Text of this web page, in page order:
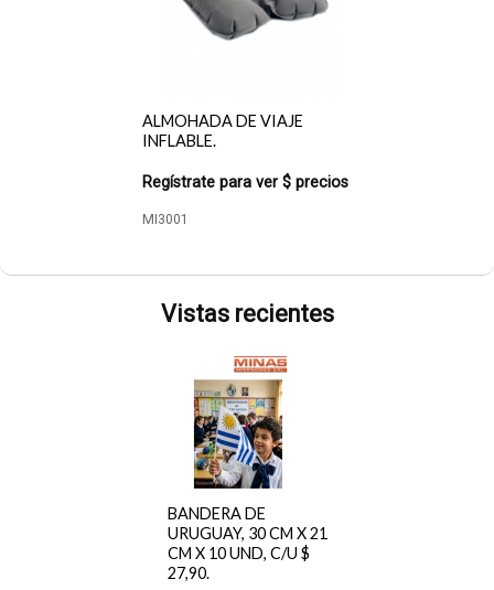
ALMOHADA DE VIAJE
INFLABLE.
Regístrate para ver $ precios
MI3001
Vistas recientes
BANDERA DE
URUGUAY, 30 CM X 21
CM X 10 UND, C/U $
27,90.